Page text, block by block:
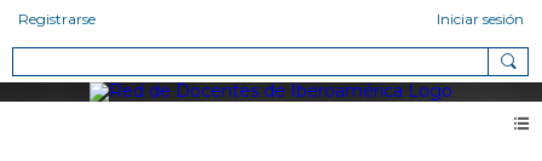
Registrarse Iniciar sesión